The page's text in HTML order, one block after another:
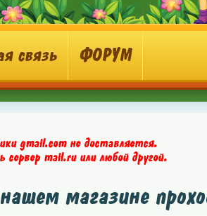
связь ФОРУМ
gmail.com не доставляется.
сервер mail.ru или любой другой.
магазине